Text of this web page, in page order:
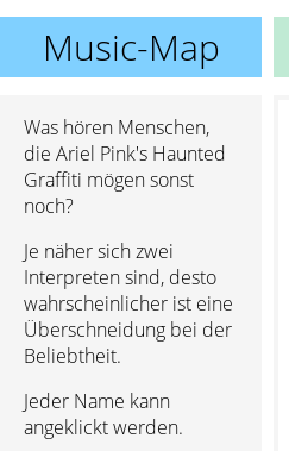
Music-Map
Was hören Menschen,
die Ariel Pink's Haunted
Graffiti mögen sonst
noch?
Je näher sich zwei
Interpreten sind, desto
wahrscheinlicher ist eine
Überschneidung bei der
Beliebtheit.
Jeder Name kann
angeklickt werden.